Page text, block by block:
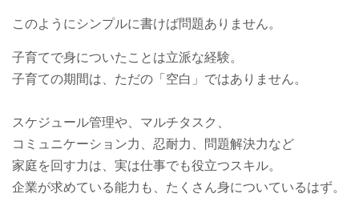
このようにシンプルに書けば問題ありません。
子育てで身についたことは立派な経験。
子育ての期間は、ただの「空白」ではありません。
スケジュール管理や、マルチタスク、
コミュニケーション力、忍耐力、問題解決力など
家庭を回す力は、実は仕事でも役立つスキル。
企業が求めている能力も、たくさん身についているはず。